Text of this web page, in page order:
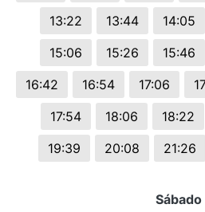
13:22 13:44 14:05
15:06
15:26 15:46
16:42
16:54 17:06
17:54
18:06 18:22
19:39
20:08 21:26
Sábado